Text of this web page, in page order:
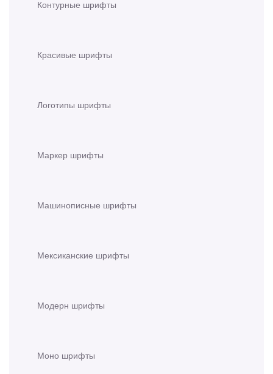
Контурные шрифты
Красивые шрифты
Логотипы шрифты
Маркер шрифты
Машинописные шрифты
Мексиканские шрифты
Модерн шрифты
Моно шрифты